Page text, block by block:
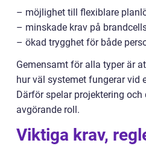
– möjlighet till flexiblare
– minskade krav på
– ökad trygghet för både
Gemensamt för alla typer är
hur väl systemet fungerar vid
Därför spelar projektering och
avgörande roll.
Viktiga krav,